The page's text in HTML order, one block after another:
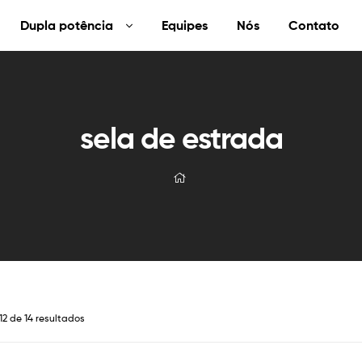
Dupla potência Equipes Nós Contato
sela de estrada
de 14 resultados